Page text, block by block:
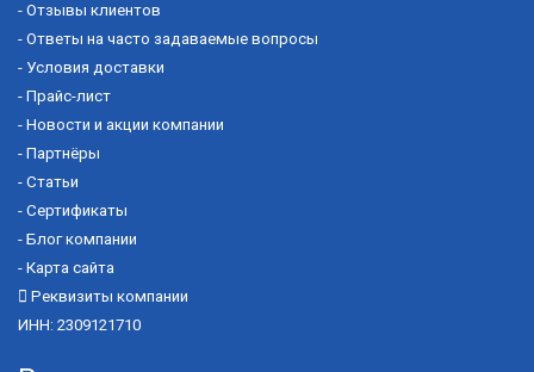
- Отзывы клиентов
- Ответы на часто задаваемые вопросы
- Условия доставки
- Прайс-лист
- Новости и акции компании
- Партнёры
- Статьи
- Сертификаты
- Блог компании
- Карта сайта
Реквизиты компании
ИНН: 2309121710